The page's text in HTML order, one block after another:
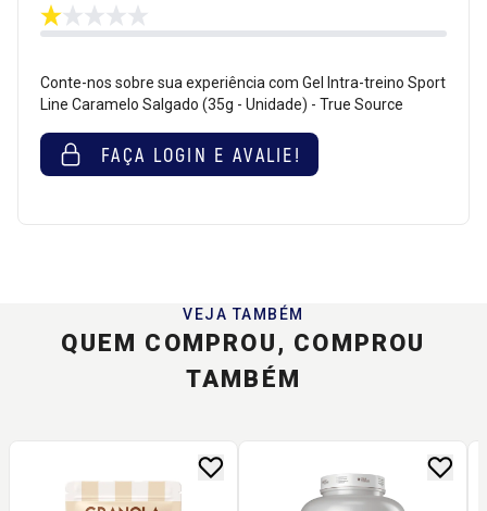
Conte-nos sobre sua experiência com Gel Intra-treino Sport
Line Caramelo Salgado (35g - Unidade) - True Source
FAÇA LOGIN E AVALIE!
VEJA TAMBÉM
QUEM COMPROU, COMPROU
TAMBÉM